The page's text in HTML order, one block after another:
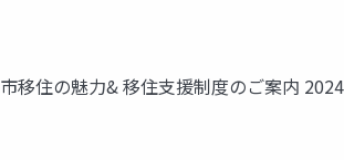
住の魅力& 移住支援制度のご案内